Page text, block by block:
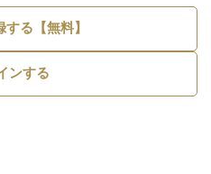
る【無料】
ンする